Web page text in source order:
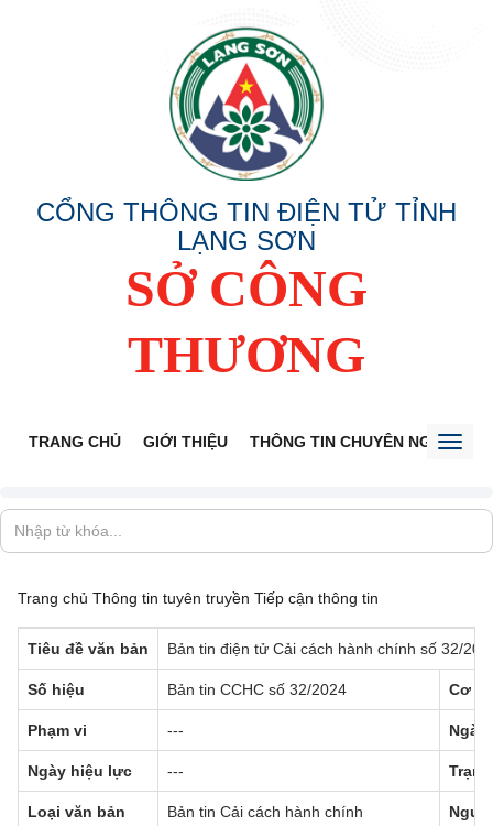
CỔNG THÔNG TIN ĐIỆN TỬ TỈNH
LẠNG SƠN
SỞ CÔNG
THƯƠNG
TRANG CHỦ GIỚI THIỆU THÔNG TIN CHUYÊN NGÀNH
Trang chủ Thông tin tuyên truyền Tiếp cận thông tin
Tiêu đề văn bản Bản tin điện tử Cải cách hành chính số 32/
Số hiệu Bản tin CCHC số 32/2024 Cơ
Phạm vi --- Ngày
Ngày hiệu lực ---
Loại văn bản Bản tin Cải cách hành chính